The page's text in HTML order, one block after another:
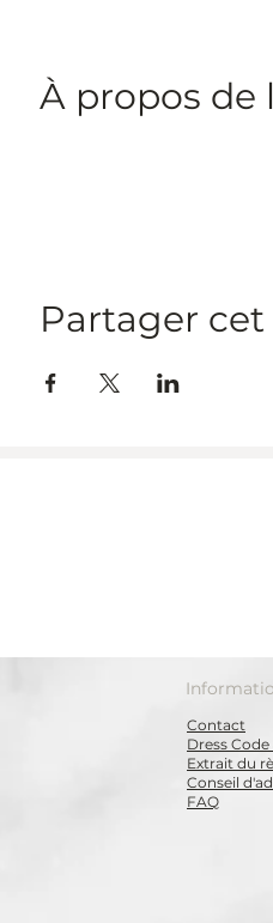
À propos de
Partager
Contact
Dress
Extrait du
Conseil
FAQ